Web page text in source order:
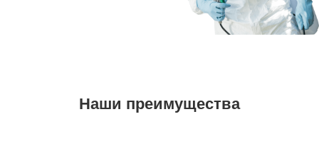
Наши преимущества